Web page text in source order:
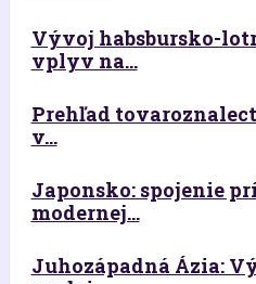
Vývoj habsbursko-
vplyv na...
Prehľad
v...
Japonsko: spojenie
modernej...
Juhozápadná Ázia: